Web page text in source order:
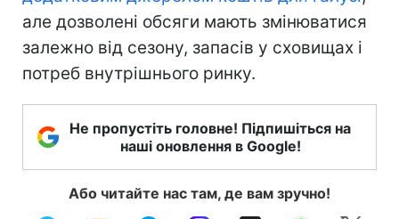
але дозволені обсяги мають змінюватися
залежно від сезону, запасів у сховищах і
потреб внутрішнього ринку.
Не пропустіть головне! Підпишіться на
наші оновлення в Google!
Або читайте нас там, де вам зручно!